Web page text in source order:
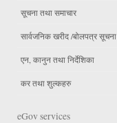
सूचना तथा समाचार
सार्वजनिक खरीद /बोलपत्र सूचना
एन, कानुन तथा निर्देशिका
कर तथा शुल्कहरु
eGov services